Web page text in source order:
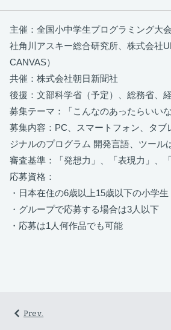
主催：全国小中学生プログラミング大
社角川アスキー総合研究所、株式会社
CANVAS）
共催：株式会社朝日新聞社
後援：文部科学省（予定）、総務省、
募集テーマ：「こんなのあったらいいな
募集内容：PC、スマートフォン、タブ
ジナルのプログラム 開発言語、ツール
審査基準：「発想力」、「表現力」、「
応募資格：
・日本在住の6歳以上15歳以下の小学
・グループで応募する場合は3人以下
・応募は1人何作品でも可能
Prev.